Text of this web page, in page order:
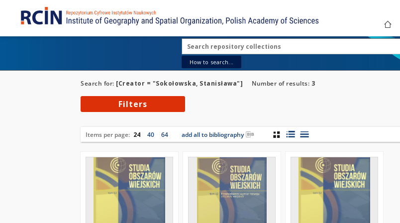
How to search...
Search for: [Creator = "Sokołowska, Stanisława"] Number of results: 3
Filters
Items per page: 24 40 64 add all to bibliography